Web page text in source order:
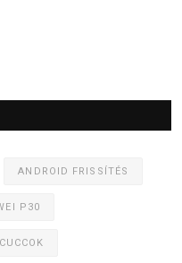
ANDROID FRISSÍTÉS
P30